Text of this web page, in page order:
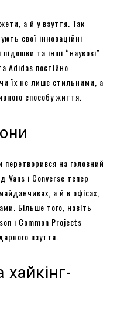
а й у взуття. Так
свої інноваційні
та інші “наукові”
Adidas постійно
їх не лише стильними, а
способу життя.
перетворився на головний
Vans і Converse тепер
а й в офісах,
Більше того, навіть
і Common Projects
взуття.